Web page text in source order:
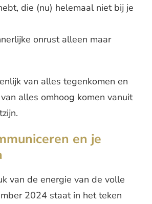
die (nu) helemaal niet bij je
onrust alleen maar
van alles tegenkomen en
alles omhoog komen vanuit
en je
van de energie van de volle
2024 staat in het teken